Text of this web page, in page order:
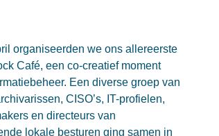
organiseerden we ons allereerste
Café, een co-creatief moment
Een diverse groep van
CISO’s, IT-profielen,
en directeurs van
lokale besturen ging samen in